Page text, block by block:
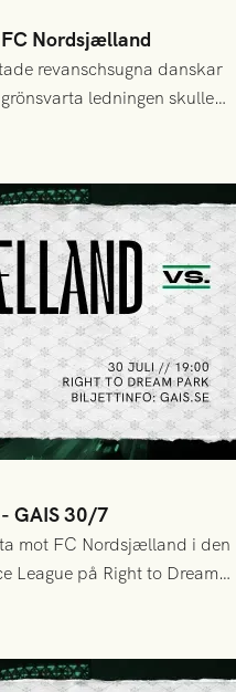
Nordsjælland
revanschsugna danskar
ledningen skulle
På lika mark visade
tog slut.
GAIS 30/7
mot FC Nordsjælland i den
League på Right to Dream
har tagit ut följande